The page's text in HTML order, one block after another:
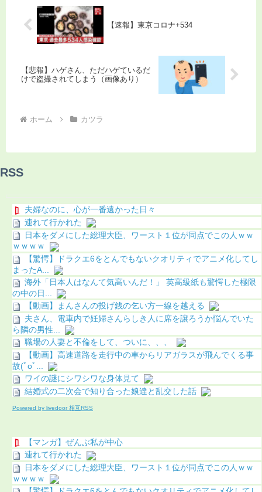
【速報】東京コロナ+534
【悲報】ハゲさん、ただハゲているだ
けで盗撮されてしまう（画像あり）
ホーム カツラ
RSS
夫婦なのに、心が一番遠かった日々
連れて行かれた
日本をダメにした総理大臣、ワースト１位が同点でこの人ｗｗ
ｗｗｗｗ
【驚愕】ドラクエ6をとんでもないクオリティでアニメ化してし
まったA...
海外「日本人はなんて気高いんだ！」 英高級紙も驚愕した極限
の中の日...
【動画】まんさんの投げ銭の乞い方一線を越える
夫さん、電車内で妊婦さんらしき人に席を譲ろうか悩んでいた
ら隣の男性...
職場の人妻と不倫をして、ついに、、、
【動画】高速道路を走行中の車からリアガラスが飛んでくる事
故(ﾟoﾟ...
ワイの謎にシワシワな身体見て
結婚式の二次会で知り合った娘達と乱交した話
Powered by livedoor 相互RSS
【マンガ】ぜんぶ私が中心
連れて行かれた
日本をダメにした総理大臣、ワースト１位が同点でこの人ｗｗ
ｗｗｗｗ